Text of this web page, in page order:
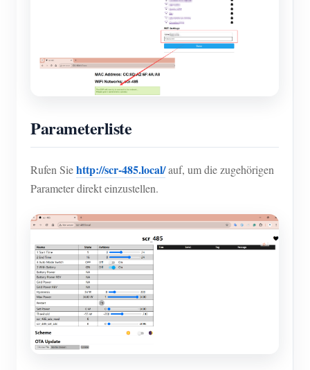
Parameterliste
Rufen Siehttp://scr-485.local/auf, um die zugehörigen
Parameter direkt einzustellen.